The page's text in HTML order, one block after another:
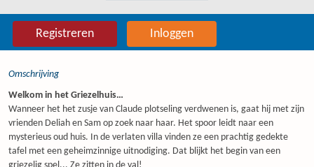
Registreren Inloggen
Omschrijving
Welkom in het Griezelhuis…
Wanneer het het zusje van Claude plotseling verdwenen is, gaat hij met zijn
vrienden Deliah en Sam op zoek naar haar. Het spoor leidt naar een
mysterieus oud huis. In de verlaten villa vinden ze een prachtig gedekte
tafel met een geheimzinnige uitnodiging. Dat blijkt het begin van een